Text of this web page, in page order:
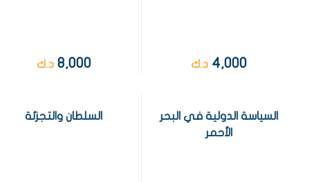
4,000 د.ك 8,000 د.ك
السياسة الدولية في البحر
الأحمر
السلطان والتجزئة